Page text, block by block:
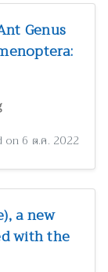
Genus
on 6 ต.ค. 2022
a new
with the